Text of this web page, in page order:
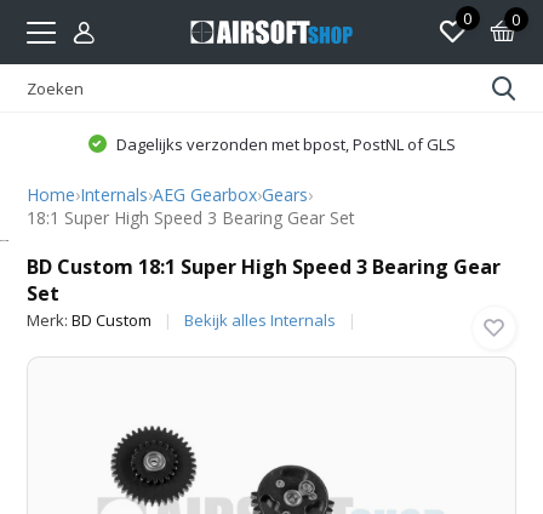
0 0
Dagelijks verzonden met bpost, PostNL of GLS
Home›Internals›AEG Gearbox›Gears›
18:1 Super High Speed 3 Bearing Gear Set
BD Custom 18:1 Super High Speed 3 Bearing Gear
Set
Merk:BD Custom Bekijk alles Internals